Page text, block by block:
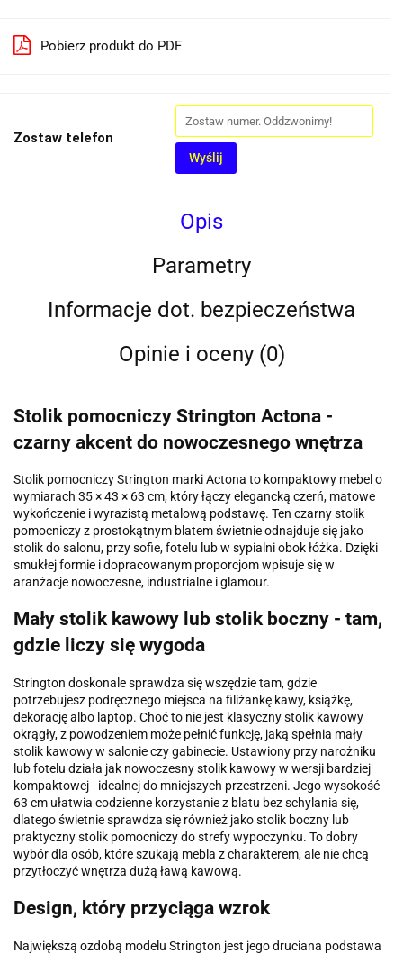
Pobierz produkt do PDF
Zostaw telefon
Wyślij
Opis
Parametry
Informacje dot. bezpieczeństwa
Opinie i oceny (0)
Stolik pomocniczy Strington Actona -
czarny akcent do nowoczesnego wnętrza
Stolik pomocniczy Strington marki Actona to kompaktowy mebel o
wymiarach 35 × 43 × 63 cm, który łączy elegancką czerń, matowe
wykończenie i wyrazistą metalową podstawę. Ten czarny stolik
pomocniczy z prostokątnym blatem świetnie odnajduje się jako
stolik do salonu, przy sofie, fotelu lub w sypialni obok łóżka. Dzięki
smukłej formie i dopracowanym proporcjom wpisuje się w
aranżacje nowoczesne, industrialne i glamour.
Mały stolik kawowy lub stolik boczny - tam,
gdzie liczy się wygoda
Strington doskonale sprawdza się wszędzie tam, gdzie
potrzebujesz podręcznego miejsca na filiżankę kawy, książkę,
dekorację albo laptop. Choć to nie jest klasyczny stolik kawowy
okrągły, z powodzeniem może pełnić funkcję, jaką spełnia mały
stolik kawowy w salonie czy gabinecie. Ustawiony przy narożniku
lub fotelu działa jak nowoczesny stolik kawowy w wersji bardziej
kompaktowej - idealnej do mniejszych przestrzeni. Jego wysokość
63 cm ułatwia codzienne korzystanie z blatu bez schylania się,
dlatego świetnie sprawdza się również jako stolik boczny lub
praktyczny stolik pomocniczy do strefy wypoczynku. To dobry
wybór dla osób, które szukają mebla z charakterem, ale nie chcą
przytłoczyć wnętrza dużą ławą kawową.
Design, który przyciąga wzrok
Największą ozdobą modelu Strington jest jego druciana podstawa